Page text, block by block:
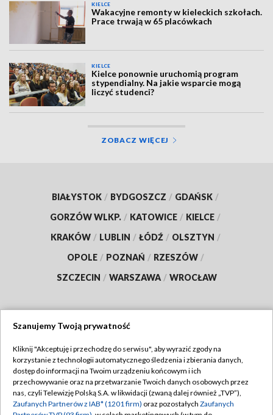
KIELCE
Wakacyjne remonty w kieleckich szkołach.
Prace trwają w 65 placówkach
KIELCE
Kielce ponownie uruchomią program
stypendialny. Na jakie wsparcie mogą
liczyć studenci?
ZOBACZ WIĘCEJ
BIAŁYSTOK / BYDGOSZCZ / GDAŃSK /
GORZÓW WLKP. / KATOWICE / KIELCE /
KRAKÓW / LUBLIN / ŁÓDŹ / OLSZTYN /
OPOLE / POZNAŃ / RZESZÓW /
SZCZECIN / WARSZAWA / WROCŁAW
TVP
Abonament TVP
Emisja w TVP
Regulamin TVP
Polityka prywatności
Szanujemy Twoją prywatność
Kliknij "Akceptuję i przechodzę do serwisu", aby wyrazić zgody na
korzystanie z technologii automatycznego śledzenia i zbierania danych,
dostęp do informacji na Twoim urządzeniu końcowym i ich
przechowywanie oraz na przetwarzanie Twoich danych osobowych przez
nas, czyli Telewizję Polską S.A. w likwidacji (zwaną dalej również „TVP”),
Zaufanych Partnerów z IAB* (1201 firm) oraz pozostałych Zaufanych